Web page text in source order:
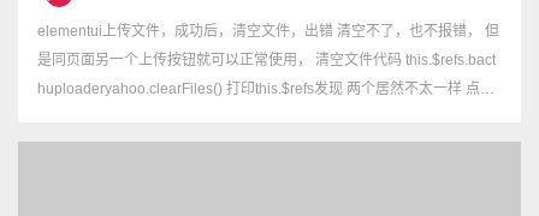
elementui上传文件，成功后，清空文件，出错 清空不了，也不报错， 但
是同页面另一个上传按钮就可以正常使用， 清空文件代码 this.$refs.bact
huploaderyahoo.clearFiles() 打印this.$refs发现 两个居然不太一样 点